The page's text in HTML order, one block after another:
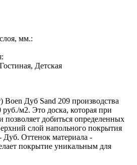
мм.:
Детская
Boen Дуб Sand 209 производства
м2. Это доска, которая при
позволяет добиться определенных
слой напольного покрытия
Дуб. Оттенок материала -
покрытие уникальным для